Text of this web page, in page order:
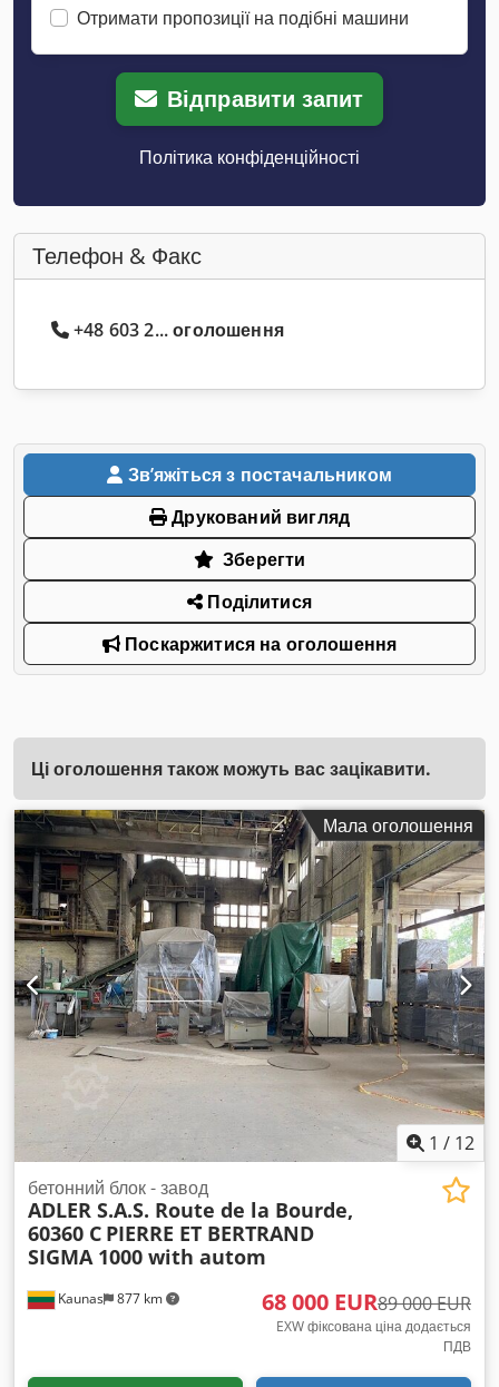
Отримати пропозиції на подібні машини
Відправити запит
Політика конфіденційності
Телефон & Факс
+48 603 2... оголошення
Звʼяжіться з постачальником
Друкований вигляд
Зберегти
Поділитися
Поскаржитися на оголошення
Ці оголошення також можуть вас зацікавити.
Мала оголошення
1 / 12
Kaunas 877 km
бетонний блок - завод
ADLER S.A.S. Route de la Bourde,
60360 C PIERRE ET BERTRAND
SIGMA 1000 with autom
68 000 EUR89 000 EUR
EXW фіксована ціна додається
ПДВ